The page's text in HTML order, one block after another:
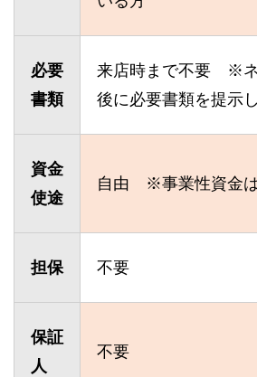
必要
書類
来店時まで不要 ※ネ
後に必要書類を提示
資金
使途
自由 ※事業性資金は
担保 不要
保証
人
不要